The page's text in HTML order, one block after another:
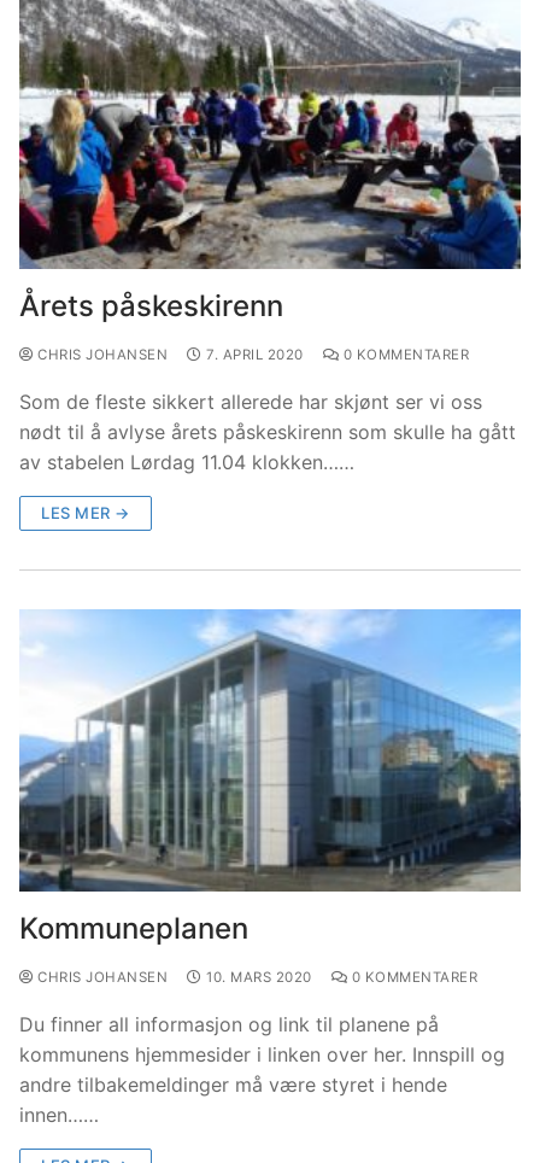
Årets påskeskirenn
CHRIS JOHANSEN 7. APRIL 2020 0 KOMMENTARER
Som de fleste sikkert allerede har skjønt ser vi oss
nødt til å avlyse årets påskeskirenn som skulle ha gått
av stabelen Lørdag 11.04 klokken……
LES MER →
Kommuneplanen
CHRIS JOHANSEN 10. MARS 2020 0 KOMMENTARER
Du finner all informasjon og link til planene på
kommunens hjemmesider i linken over her. Innspill og
andre tilbakemeldinger må være styret i hende
innen……